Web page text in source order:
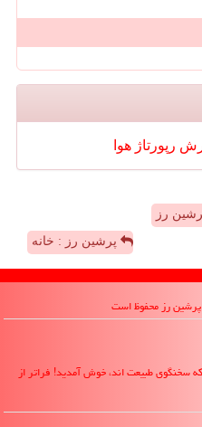
رپورتاژ هوا
رز
پرشین رز : خانه
سخنگوی طبیعت اند، خوش آمدید! فراتر از